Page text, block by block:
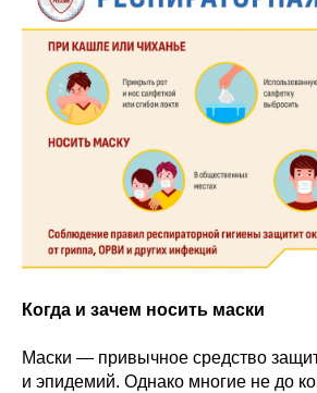
Когда и зачем носить маски
Маски — привычное средство
и эпидемий. Однако многие не до